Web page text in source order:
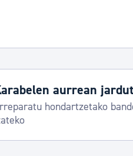
pertsonalak
aurrean
hondartzetako